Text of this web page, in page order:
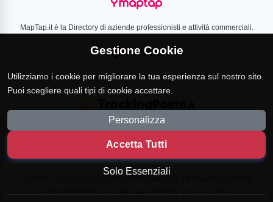
MapTap.it è la Directory di aziende professionisti e attività commerciali.
Loverlist.com è il comparatore di prezzo CSS certificato Google
10412320961 | via Terraglio 30174 Venezia (VE)
Gestione Cookie
Utilizziamo i cookie per migliorare la tua esperienza sul nostro sito.
Puoi scegliere quali tipi di cookie accettare.
Personalizza
Accetta Tutti
Solo Essenziali